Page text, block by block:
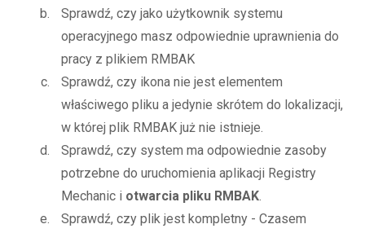
Sprawdź, czy jako użytkownik systemu
operacyjnego masz odpowiednie uprawnienia do
pracy z plikiem RMBAK
Sprawdź, czy ikona nie jest elementem
właściwego pliku a jedynie skrótem do lokalizacji,
w której plik RMBAK już nie istnieje.
Sprawdź, czy system ma odpowiednie zasoby
potrzebne do uruchomienia aplikacji Registry
Mechanic i otwarcia pliku RMBAK.
Sprawdź, czy plik jest kompletny - Czasem